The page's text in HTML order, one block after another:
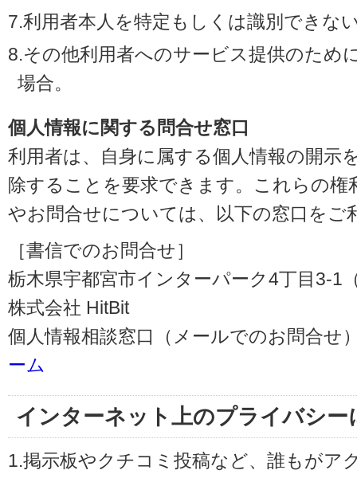
7.利用者本人を特定もしくは識別できな
8.その他利用者へのサービス提供のため
場合。
個人情報に関する問合せ窓口
利用者は、自身に属する個人情報の開示
除することを要求できます。これらの権
やお問合せについては、以下の窓口をご
［書信でのお問合せ］
栃木県宇都宮市インターパーク4丁目3-1
株式会社 HitBit
個人情報相談窓口（メールでのお問合せ
ーム
インターネット上のプライバシー
1.掲示板やクチコミ投稿など、誰もがア